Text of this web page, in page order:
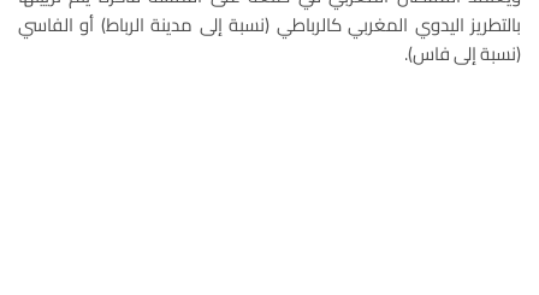
بالتطريز اليدوي المغربي كالرباطي (نسبة إلى مدينة الرباط) أو الفاسي
(نسبة إلى فاس).